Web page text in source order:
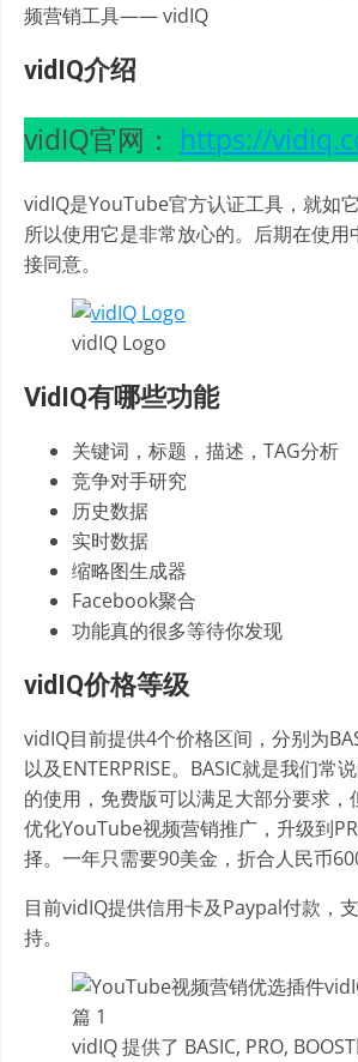
频营销工具—— vidIQ
vidIQ介绍
vidIQ官网： https://
vidIQ是YouTube官方认证工具，就如
所以使用它是非常放心的。后期在使用
接同意。
vidIQ Logo
VidIQ有哪些功能
关键词，标题，描述，TAG分析
竞争对手研究
历史数据
实时数据
缩略图生成器
Facebook聚合
功能真的很多等待你发现
vidIQ价格等级
vidIQ目前提供4个价格区间，分别为
以及ENTERPRISE。BASIC就是我们常
的使用，免费版可以满足大部分要求，
优化YouTube视频营销推广，升级到
择。一年只需要90美金，折合人民币
目前vidIQ提供信用卡及Paypal付款，
持。
vidIQ 提供了 BASIC, PRO,